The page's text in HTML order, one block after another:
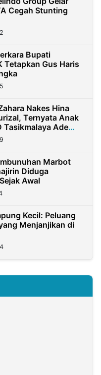
Cegah Stunting
Bupati
Tetapkan Gus Haris
Nakes Hina
Ternyata Anak
Tasikmalaya Ade
Marbot
Diduga
Awal
Kecil: Peluang
Menjanjikan di